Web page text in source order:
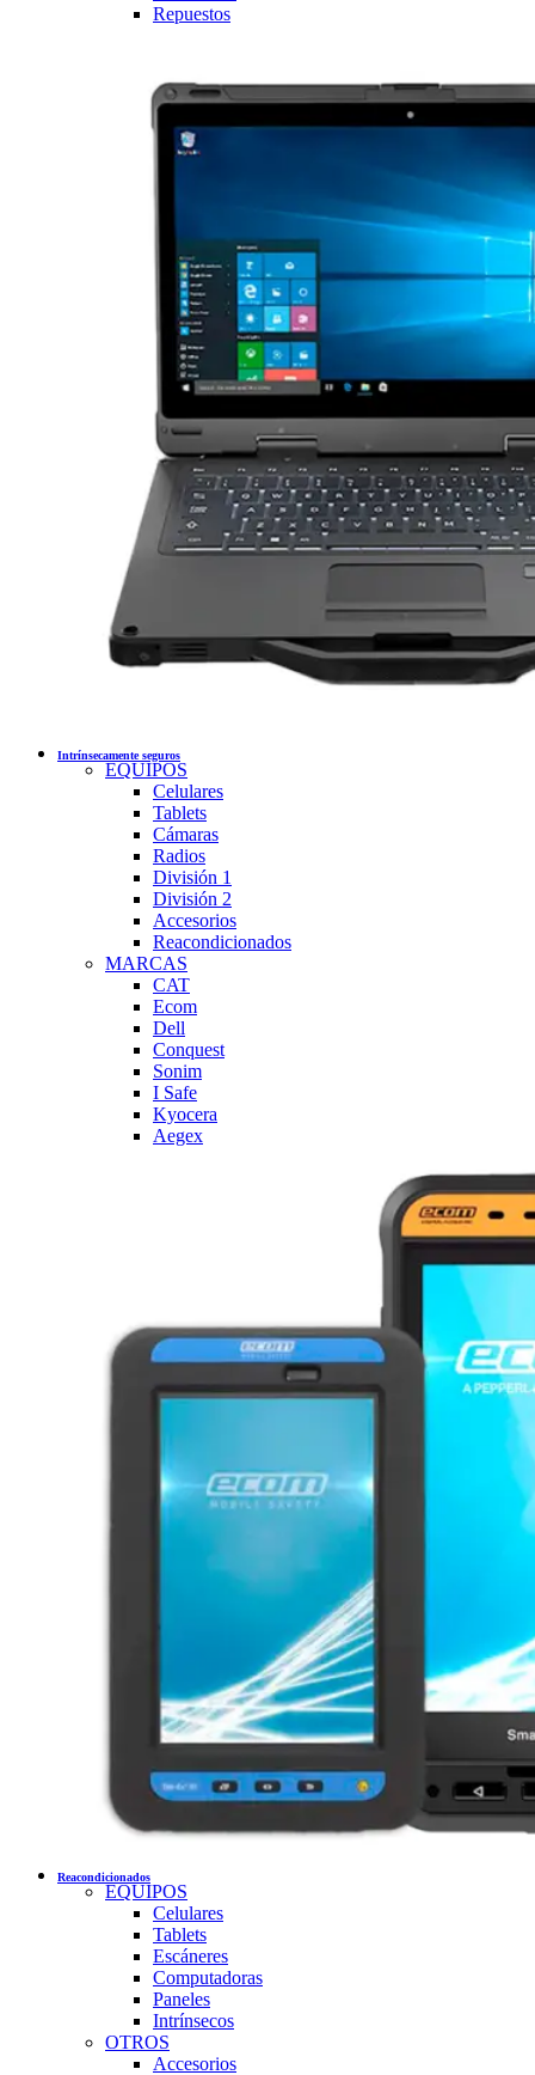
Repuestos
Intrínsecamente seguros
EQUIPOS
Celulares
Tablets
Cámaras
Radios
División 1
División 2
Accesorios
Reacondicionados
MARCAS
CAT
Ecom
Dell
Conquest
Sonim
I Safe
Kyocera
Aegex
Reacondicionados
EQUIPOS
Celulares
Tablets
Escáneres
Computadoras
Paneles
Intrínsecos
OTROS
Accesorios